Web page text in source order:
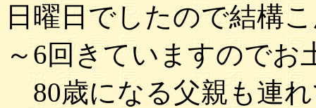
日曜日でしたので結構
～6回きていますので
80歳になる父親も連